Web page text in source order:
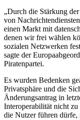
„Durch die Stärkung
von
einen Markt mit
denen wir frei wählen
sozialen Netzwerken
sagte der
Piratenpartei.
Es wurden Bedenken
Privatsphäre und die
Änderungsantrag in
Interoperabilität nicht zu
die Nutzer führen dürfe,